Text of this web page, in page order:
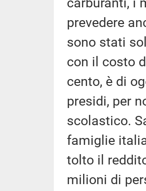
prevedere
sono stati
con il costo
cento, è di
presidi, per
scolastico.
famiglie
tolto il
milioni di